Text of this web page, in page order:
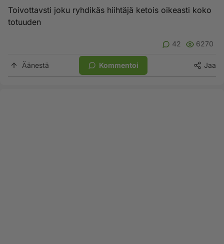
Toivottavsti joku ryhdikäs hiihtäjä ketois oikeasti koko
totuuden
42 6270
Äänestä Kommentoi Jaa